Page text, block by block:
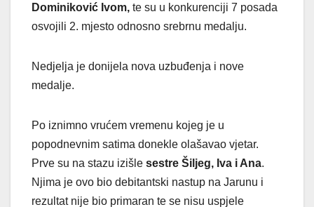
Dominiković Ivom, te su u konkurenciji 7 posada
osvojili 2. mjesto odnosno srebrnu medalju.
Nedjelja je donijela nova uzbuđenja i nove
medalje.
Po iznimno vrućem vremenu kojeg je u
popodnevnim satima donekle olašavao vjetar.
Prve su na stazu izišle sestre Šiljeg, Iva i Ana.
Njima je ovo bio debitantski nastup na Jarunu i
rezultat nije bio primaran te se nisu uspjele